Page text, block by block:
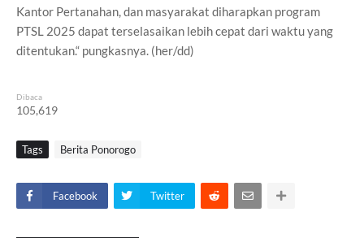
Kantor Pertanahan, dan masyarakat diharapkan program
PTSL 2025 dapat terselasaikan lebih cepat dari waktu yang
ditentukan.“ pungkasnya. (her/dd)
Dibaca
105,619
Tags Berita Ponorogo
Facebook Twitter